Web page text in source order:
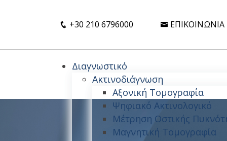
+30 210 6796000 ΕΠΙΚΟΙΝΩΝΊΑ
Διαγνωστικό
Ακτινοδιάγνωση
Αξονική Τομογραφία
Ψηφιακό Ακτινολογικό
Μέτρηση Οστικής
Μαγνητική Τομογραφία